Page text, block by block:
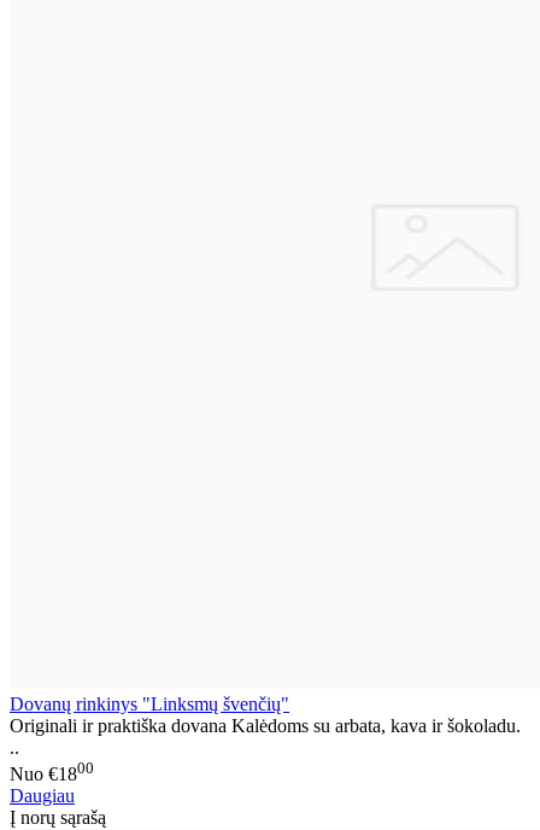
Dovanų rinkinys "Linksmų švenčių"
Originali ir praktiška dovana Kalėdoms su arbata, kava ir šokoladu.
..
Nuo €1800
Daugiau
Į norų sąrašą